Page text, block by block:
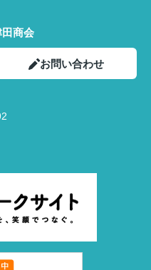
商会
お問い合わせ